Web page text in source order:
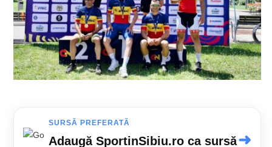
SURSĂ PREFERATĂ
Adaugă SportinSibiu.ro ca sursă➜